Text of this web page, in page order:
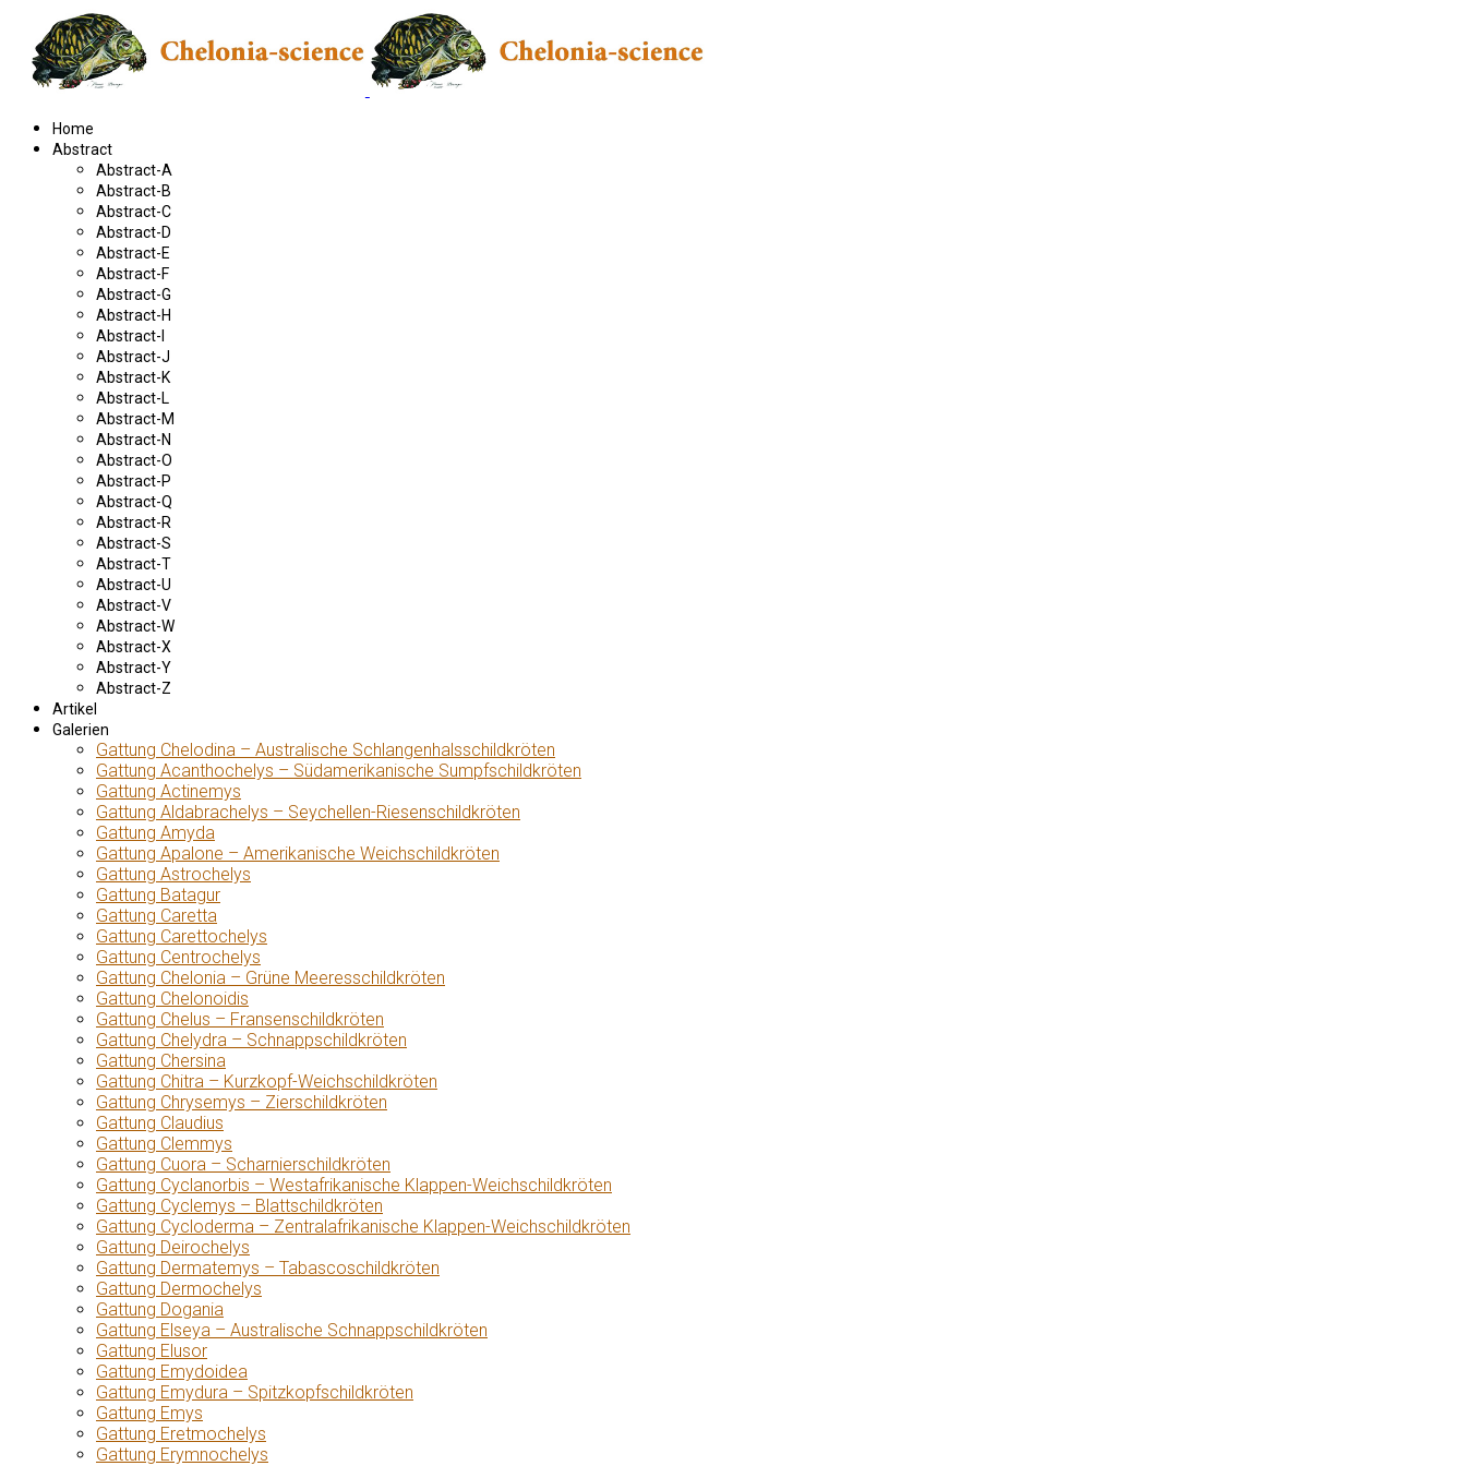
Home
Abstract
Abstract-A
Abstract-B
Abstract-C
Abstract-D
Abstract-E
Abstract-F
Abstract-G
Abstract-H
Abstract-I
Abstract-J
Abstract-K
Abstract-L
Abstract-M
Abstract-N
Abstract-O
Abstract-P
Abstract-Q
Abstract-R
Abstract-S
Abstract-T
Abstract-U
Abstract-V
Abstract-W
Abstract-X
Abstract-Y
Abstract-Z
Artikel
Galerien
Gattung Chelodina – Australische Schlangenhalsschildkröten
Gattung Acanthochelys – Südamerikanische Sumpfschildkröten
Gattung Actinemys
Gattung Aldabrachelys – Seychellen-Riesenschildkröten
Gattung Amyda
Gattung Apalone – Amerikanische Weichschildkröten
Gattung Astrochelys
Gattung Batagur
Gattung Caretta
Gattung Carettochelys
Gattung Centrochelys
Gattung Chelonia – Grüne Meeresschildkröten
Gattung Chelonoidis
Gattung Chelus – Fransenschildkröten
Gattung Chelydra – Schnappschildkröten
Gattung Chersina
Gattung Chitra – Kurzkopf-Weichschildkröten
Gattung Chrysemys – Zierschildkröten
Gattung Claudius
Gattung Clemmys
Gattung Cuora – Scharnierschildkröten
Gattung Cyclanorbis – Westafrikanische Klappen-Weichschildkröten
Gattung Cyclemys – Blattschildkröten
Gattung Cycloderma – Zentralafrikanische Klappen-Weichschildkröten
Gattung Deirochelys
Gattung Dermatemys – Tabascoschildkröten
Gattung Dermochelys
Gattung Dogania
Gattung Elseya – Australische Schnappschildkröten
Gattung Elusor
Gattung Emydoidea
Gattung Emydura – Spitzkopfschildkröten
Gattung Emys
Gattung Eretmochelys
Gattung Erymnochelys